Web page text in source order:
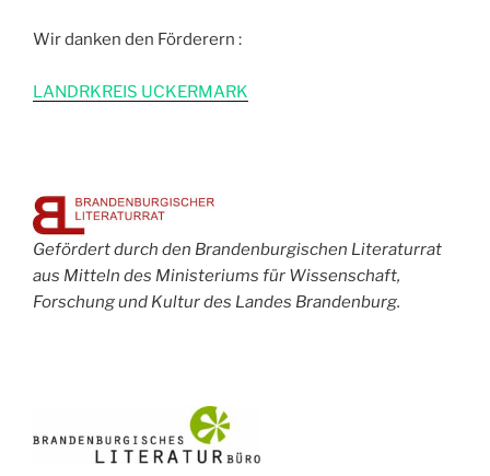
Wir danken den Förderern :
LANDRKREIS UCKERMARK
Gefördert durch den Brandenburgischen Literaturrat
aus Mitteln des Ministeriums für Wissenschaft,
Forschung und Kultur des Landes Brandenburg.